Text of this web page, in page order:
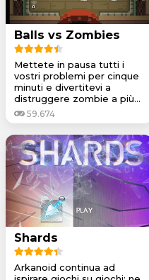
Balls vs Zombies
Mettete in pausa tutti i
vostri problemi per cinque
minuti e divertitevi a
distruggere zombie a più...
59.674
Shards
Arkanoid continua ad